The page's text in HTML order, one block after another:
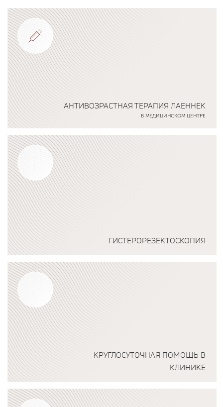
АНТИВОЗРАСТНАЯ ТЕРАПИЯ ЛАЕННЕК
В МЕДИЦИНСКОМ ЦЕНТРЕ
Подробнее о программе
ГИСТЕРОРЕЗЕКТОСКОПИЯ
Подробнее о программе
КРУГЛОСУТОЧНАЯ ПОМОЩЬ В
КЛИНИКЕ
Подробнее о программе